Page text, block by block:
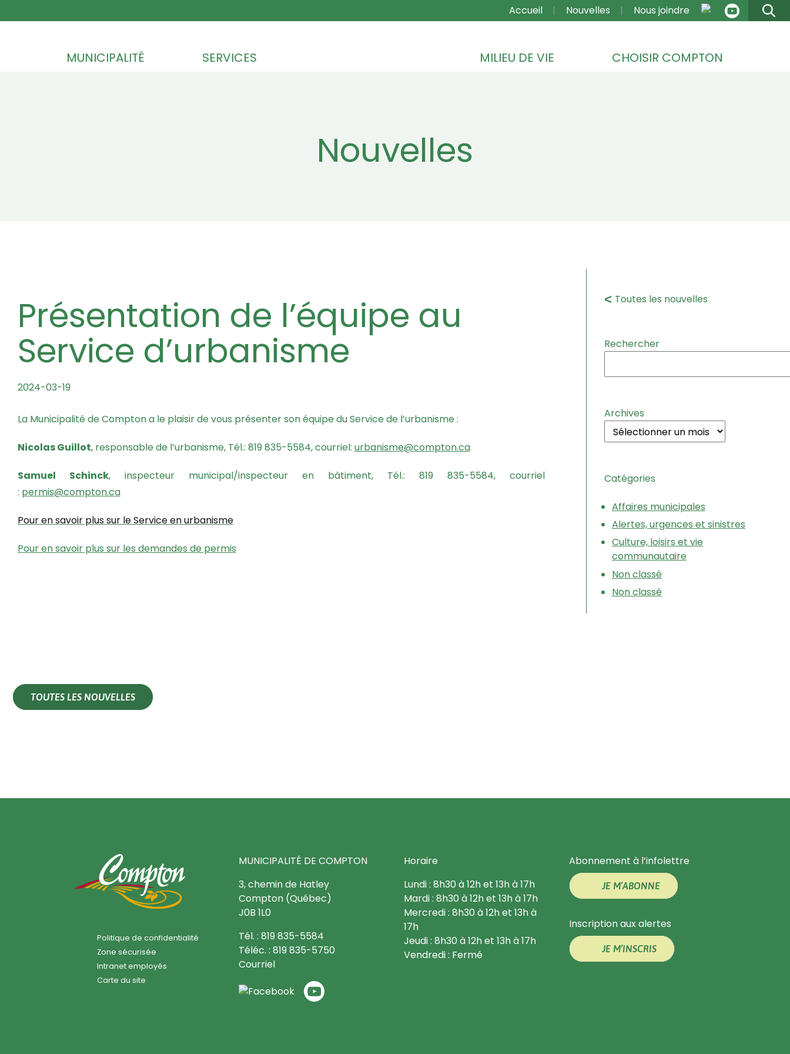
MAIN NAVIGATION
Accueil Nouvelles Nous joindre
MUNICIPALITÉ SERVICES MILIEU DE VIE CHOISIR COMPTON
Nouvelles
Présentation de l’équipe au
Service d’urbanisme
2024-03-19
La Municipalité de Compton a le plaisir de vous présenter son équipe du Service de l’urbanisme :
Nicolas Guillot, responsable de l’urbanisme, Tél.: 819 835-5584, courriel: urbanisme@compton.ca
Samuel Schinck, inspecteur municipal/inspecteur en bâtiment, Tél.: 819 835-5584, courriel
: permis@compton.caRes
Pour en savoir plus sur le Service en urbanisme
Pour en savoir plus sur les demandes de permis
Toutes les nouvelles
Rechercher
Archives
Catégories
Affaires municipales
Alertes, urgences et sinistres
Culture, loisirs et vie
communautaire
Non classé
Non classé
TOUTES LES NOUVELLES
Politique de confidentialité
Zone sécurisée
Intranet employés
Carte du site
MUNICIPALITÉ DE COMPTON
3, chemin de Hatley
Compton (Québec)
J0B 1L0
Tél. : 819 835-5584
Téléc. : 819 835-5750
Courriel
Horaire
Lundi : 8h30 à 12h et 13h à 17h
Mardi : 8h30 à 12h et 13h à 17h
Mercredi : 8h30 à 12h et 13h à
17h
Jeudi : 8h30 à 12h et 13h à 17h
Vendredi : Fermé
Abonnement à l’infolettre
JE M’ABONNE
Inscription aux alertes
JE M’INSCRIS